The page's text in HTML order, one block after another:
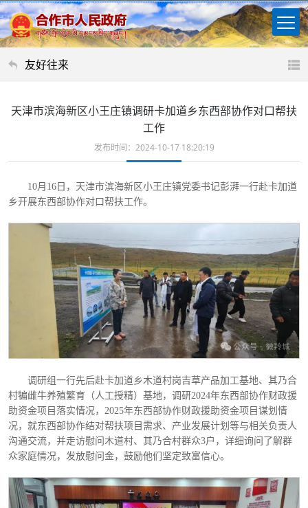
友好往来
天津市滨海新区小王庄镇调研卡加道乡东西部协作对口帮扶
工作
发布时间：2024-10-17 18:20:19
10月16日，天津市滨海新区小王庄镇党委书记彭湃一行赴卡加道
乡开展东西部协作对口帮扶工作。
调研组一行先后赴卡加道乡木道村岗吉草产品加工基地、其乃合
村犏雌牛养殖繁育（人工授精）基地，调研2024年东西部协作财政援
助资金项目落实情况，2025年东西部协作财政援助资金项目谋划情
况，就东西部协作结对帮扶项目需求、产业发展计划等与相关负责人
沟通交流，并走访慰问木道村、其乃合村群众3户，详细询问了解群
众家庭情况，发放慰问金，鼓励他们坚定致富信心。